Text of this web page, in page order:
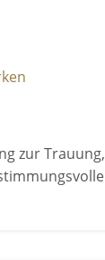
zur Trauung,